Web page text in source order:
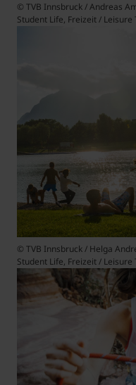
© TVB Innsbruck / Andreas
Student Life, Freizeit / Leisure
© TVB Innsbruck / Helga
Student Life, Freizeit / Leisure